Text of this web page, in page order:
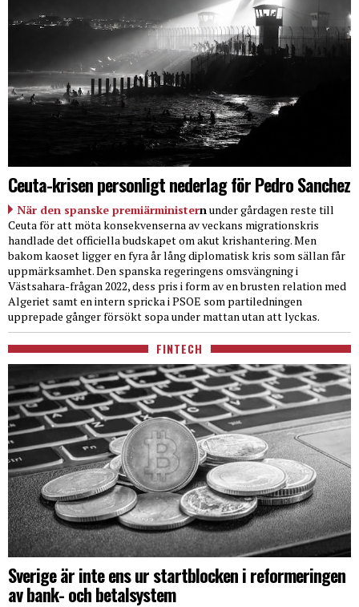
Ceuta-krisen personligt nederlag för Pedro Sanchez
När den spanske premiärministernunder gårdagen reste till
Ceuta för att möta konsekvenserna av veckans migrationskris
handlade det officiella budskapet om akut krishantering. Men
bakom kaoset ligger en fyra år lång diplomatisk kris som sällan får
uppmärksamhet. Den spanska regeringens omsvängning i
Västsahara-frågan 2022, dess pris i form av en brusten relation med
Algeriet samt en intern spricka i PSOE som partiledningen
upprepade gånger försökt sopa under mattan utan att lyckas.
FINTECH
Sverige är inte ens ur startblocken i reformeringen
av bank- och betalsystem